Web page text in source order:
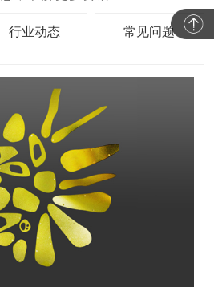
行业动态 常见问题